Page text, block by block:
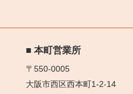
本町営業所
〒550-0005
大阪市西区西本町1-2-14